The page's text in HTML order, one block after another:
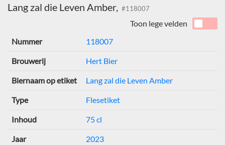
Lang zal die Leven Amber, #118007
Toon lege velden
Nummer
118007
Brouwerij Hert Bier
Biernaam op etiket Lang zal die Leven Amber
Type Flesetiket
Inhoud 75 cl
Jaar 2023